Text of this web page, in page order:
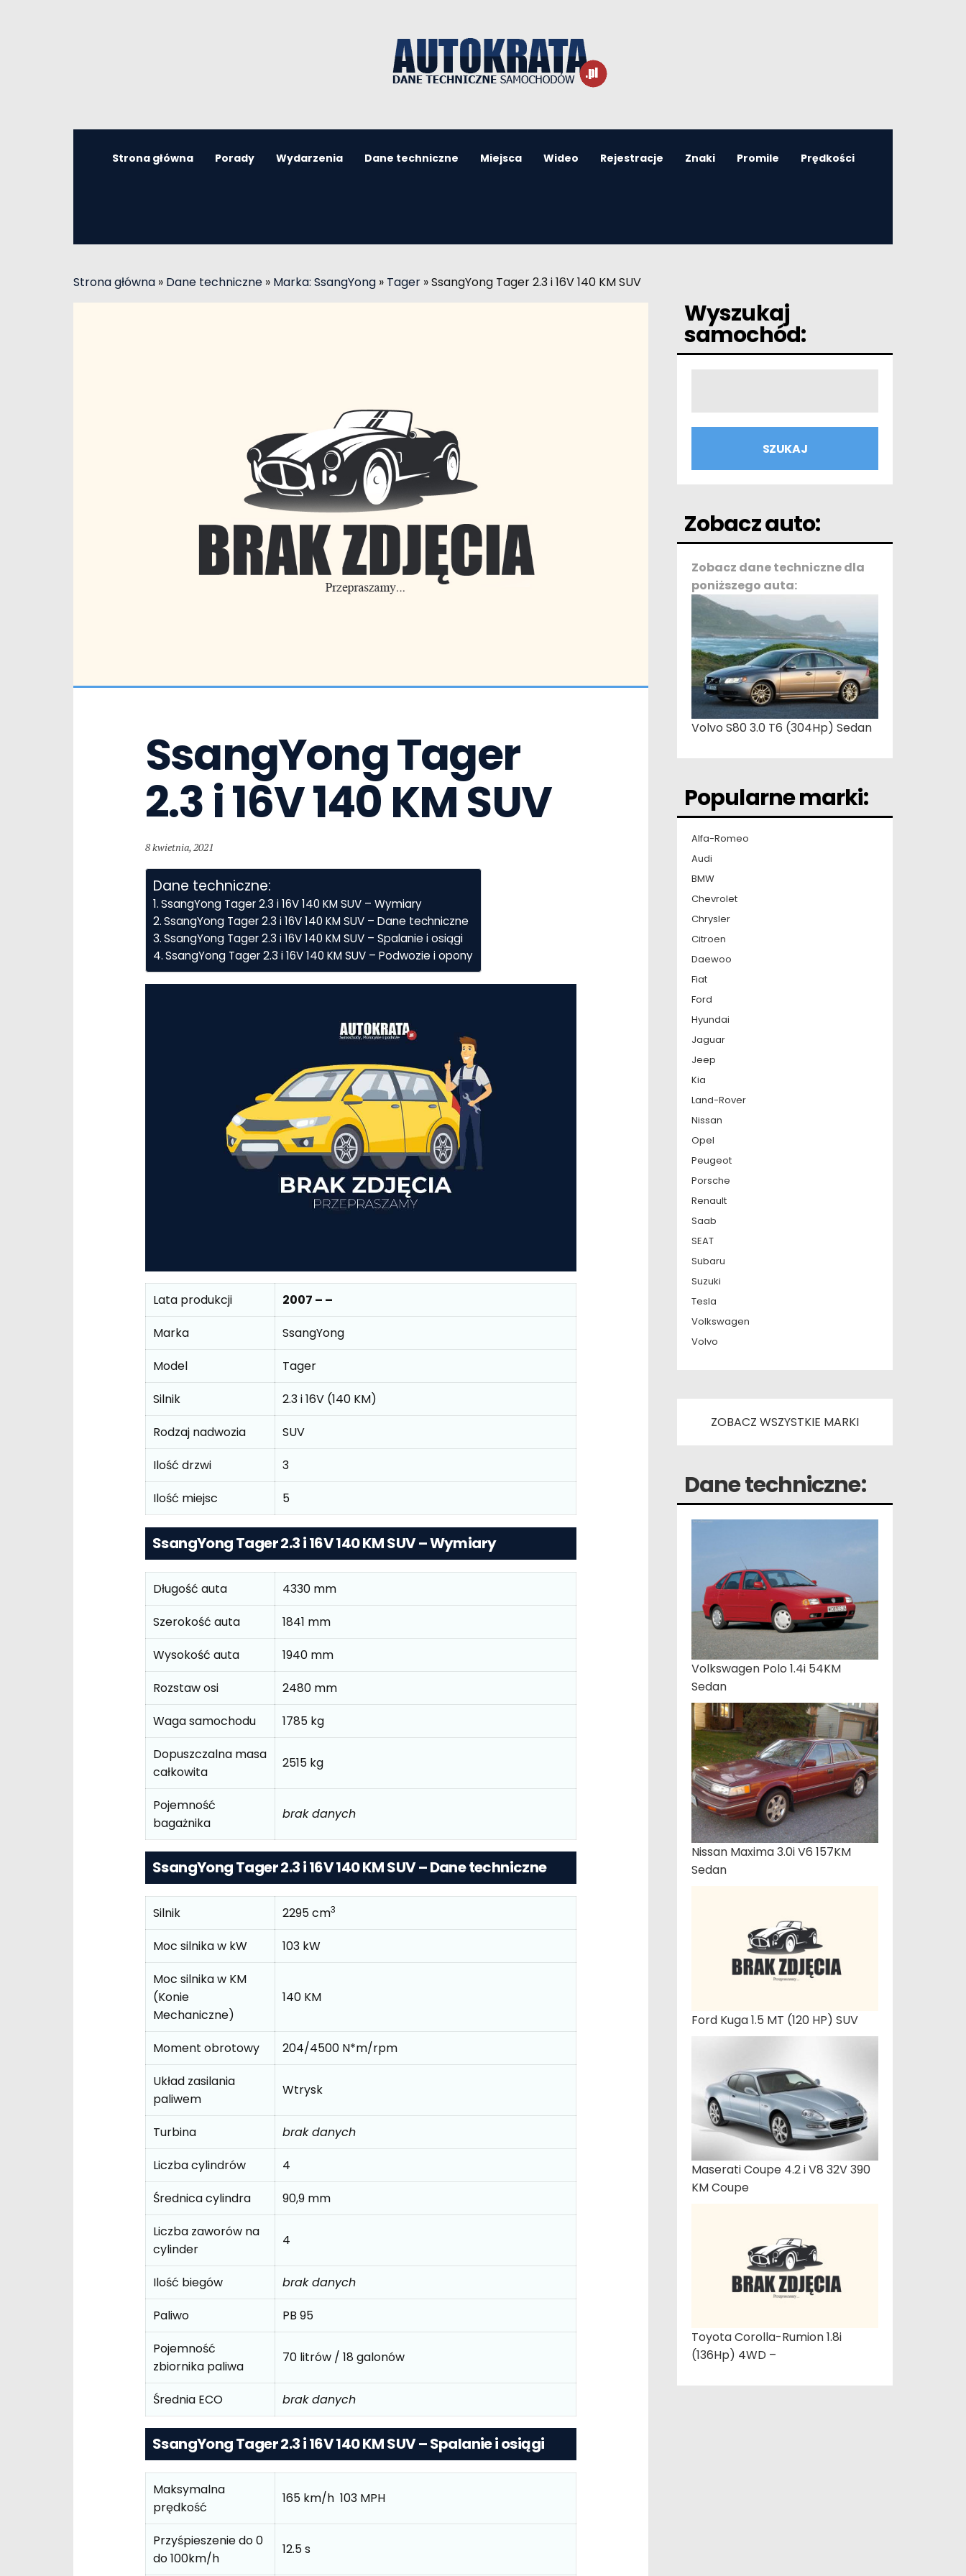
Strona główna Porady Wydarzenia Dane techniczne Miejsca Wideo Rejestracje Znaki Promile Prędkości
Strona główna » Dane techniczne » Marka: SsangYong » Tager »SsangYong Tager 2.3 i 16V 140 KM SUV
SsangYong Tager
2.3 i 16V 140 KM SUV
8 kwietnia, 2021
Dane techniczne:
SsangYong Tager 2.3 i 16V 140 KM SUV – Wymiary
SsangYong Tager 2.3 i 16V 140 KM SUV – Dane techniczne
SsangYong Tager 2.3 i 16V 140 KM SUV – Spalanie i osiągi
SsangYong Tager 2.3 i 16V 140 KM SUV – Podwozie i opony
Lata produkcji
2007 – –
Marka
SsangYong
Model
Tager
Silnik
2.3 i 16V (140 KM)
Rodzaj nadwozia
SUV
Ilość drzwi
3
Ilość miejsc
5
SsangYong Tager 2.3 i 16V 140 KM SUV – Wymiary
Długość auta
4330 mm
Szerokość auta
1841 mm
Wysokość auta
1940 mm
Rozstaw osi
2480 mm
Waga samochodu
1785 kg
Dopuszczalna masa
całkowita
2515 kg
Pojemność
bagażnika
brak danych
SsangYong Tager 2.3 i 16V 140 KM SUV – Dane techniczne
Silnik 2295 cm3
Moc silnika w kW
103 kW
Moc silnika w KM
(Konie
Mechaniczne)
140 KM
Moment obrotowy
204/4500 N*m/rpm
Układ zasilania
paliwem
Wtrysk
Turbina
brak danych
Liczba cylindrów
4
Średnica cylindra
90,9 mm
Liczba zaworów na
cylinder
4
Ilość biegów
brak danych
Paliwo
PB 95
Pojemność
zbiornika paliwa
70 litrów / 18 galonów
Średnia ECO brak danych
SsangYong Tager 2.3 i 16V 140 KM SUV – Spalanie i osiągi
Maksymalna
prędkość
165 km/h 103 MPH
Przyśpieszenie do 0
do 100km/h
12.5 s
Wyszukaj
samochód:
Zobacz auto:
Zobacz dane techniczne dla
poniższego auta:
Volvo S80 3.0 T6 (304Hp) Sedan
Popularne marki:
Alfa-Romeo
Audi
BMW
Chevrolet
Chrysler
Citroen
Daewoo
Fiat
Ford
Hyundai
Jaguar
Jeep
Kia
Land-Rover
Nissan
Opel
Peugeot
Porsche
Renault
Saab
SEAT
Subaru
Suzuki
Tesla
Volkswagen
Volvo
ZOBACZ WSZYSTKIE MARKI
Dane techniczne:
Volkswagen Polo 1.4i 54KM
Sedan
Nissan Maxima 3.0i V6 157KM
Sedan
Ford Kuga 1.5 MT (120 HP) SUV
Maserati Coupe 4.2 i V8 32V 390
KM Coupe
Toyota Corolla-Rumion 1.8i
(136Hp) 4WD –